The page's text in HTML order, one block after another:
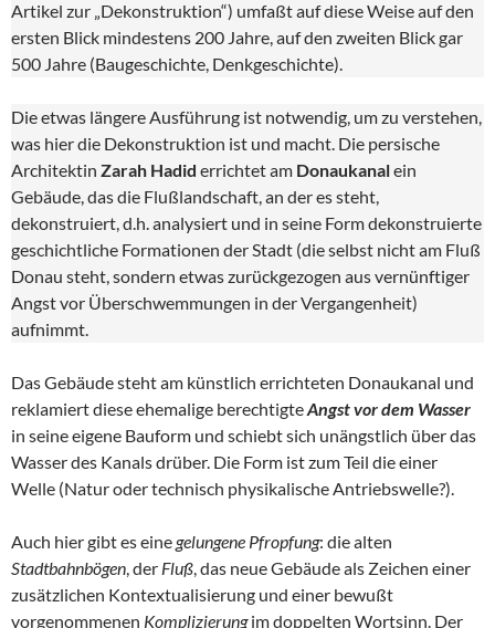
Artikel zur „Dekonstruktion“) umfaßt auf diese Weise auf den
ersten Blick mindestens 200 Jahre, auf den zweiten Blick gar
500 Jahre (Baugeschichte, Denkgeschichte).
Die etwas längere Ausführung ist notwendig, um zu verstehen,
was hier die Dekonstruktion ist und macht. Die persische
Architektin Zarah Hadid errichtet am Donaukanalein
Gebäude, das die Flußlandschaft, an der es steht,
dekonstruiert, d.h. analysiert und in seine Form dekonstruierte
geschichtliche Formationen der Stadt (die selbst nicht am Fluß
Donau steht, sondern etwas zurückgezogen aus vernünftiger
Angst vor Überschwemmungen in der Vergangenheit)
aufnimmt.
Das Gebäude steht am künstlich errichteten Donaukanal und
reklamiert diese ehemalige berechtigteAngst vor dem Wasser
in seine eigene Bauform und schiebt sich unängstlich über das
Wasser des Kanals drüber. Die Form ist zum Teil die einer
Welle (Natur oder technisch physikalische Antriebswelle?).
Auch hier gibt es eine gelungene Pfropfung: die alten
Stadtbahnbögen, der Fluß, das neue Gebäude als Zeichen einer
zusätzlichen Kontextualisierung und einer bewußt
vorgenommenen Komplizierungim doppelten Wortsinn. Der